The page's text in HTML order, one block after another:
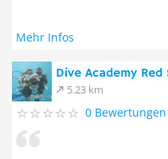
Mehr Infos
Dive Academy Red
5.23 km
0 Bewertungen